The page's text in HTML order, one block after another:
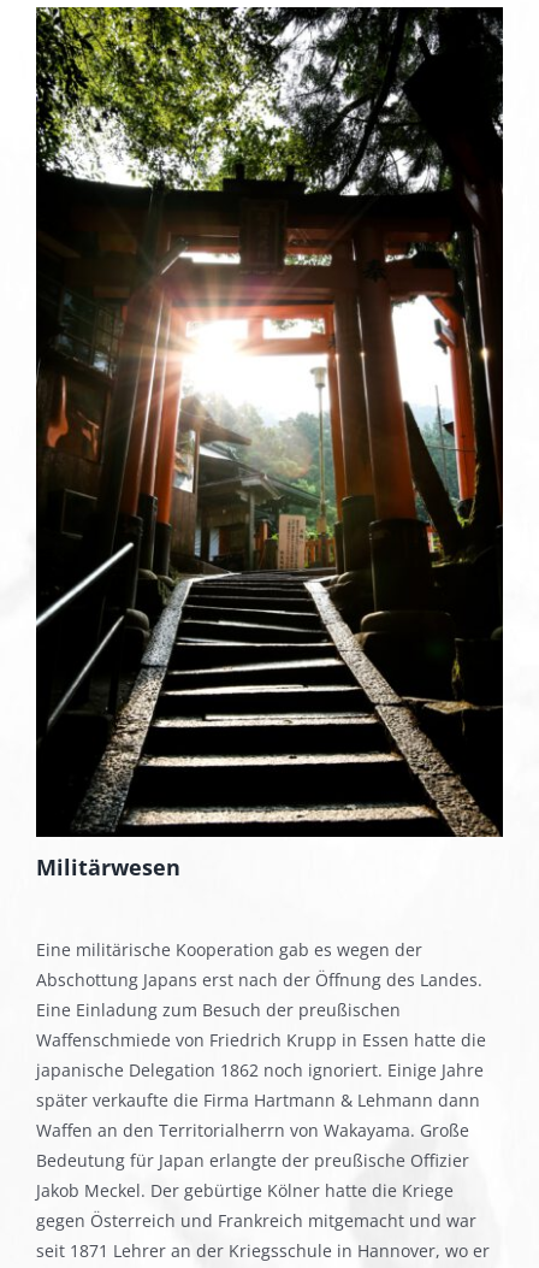
Militärwesen
Eine militärische Kooperation gab es wegen der
Abschottung Japans erst nach der Öffnung des Landes.
Eine Einladung zum Besuch der preußischen
Waffenschmiede von Friedrich Krupp in Essen hatte die
japanische Delegation 1862 noch ignoriert. Einige Jahre
später verkaufte die Firma Hartmann & Lehmann dann
Waffen an den Territorialherrn von Wakayama. Große
Bedeutung für Japan erlangte der preußische Offizier
Jakob Meckel. Der gebürtige Kölner hatte die Kriege
gegen Österreich und Frankreich mitgemacht und war
seit 1871 Lehrer an der Kriegsschule in Hannover, wo er